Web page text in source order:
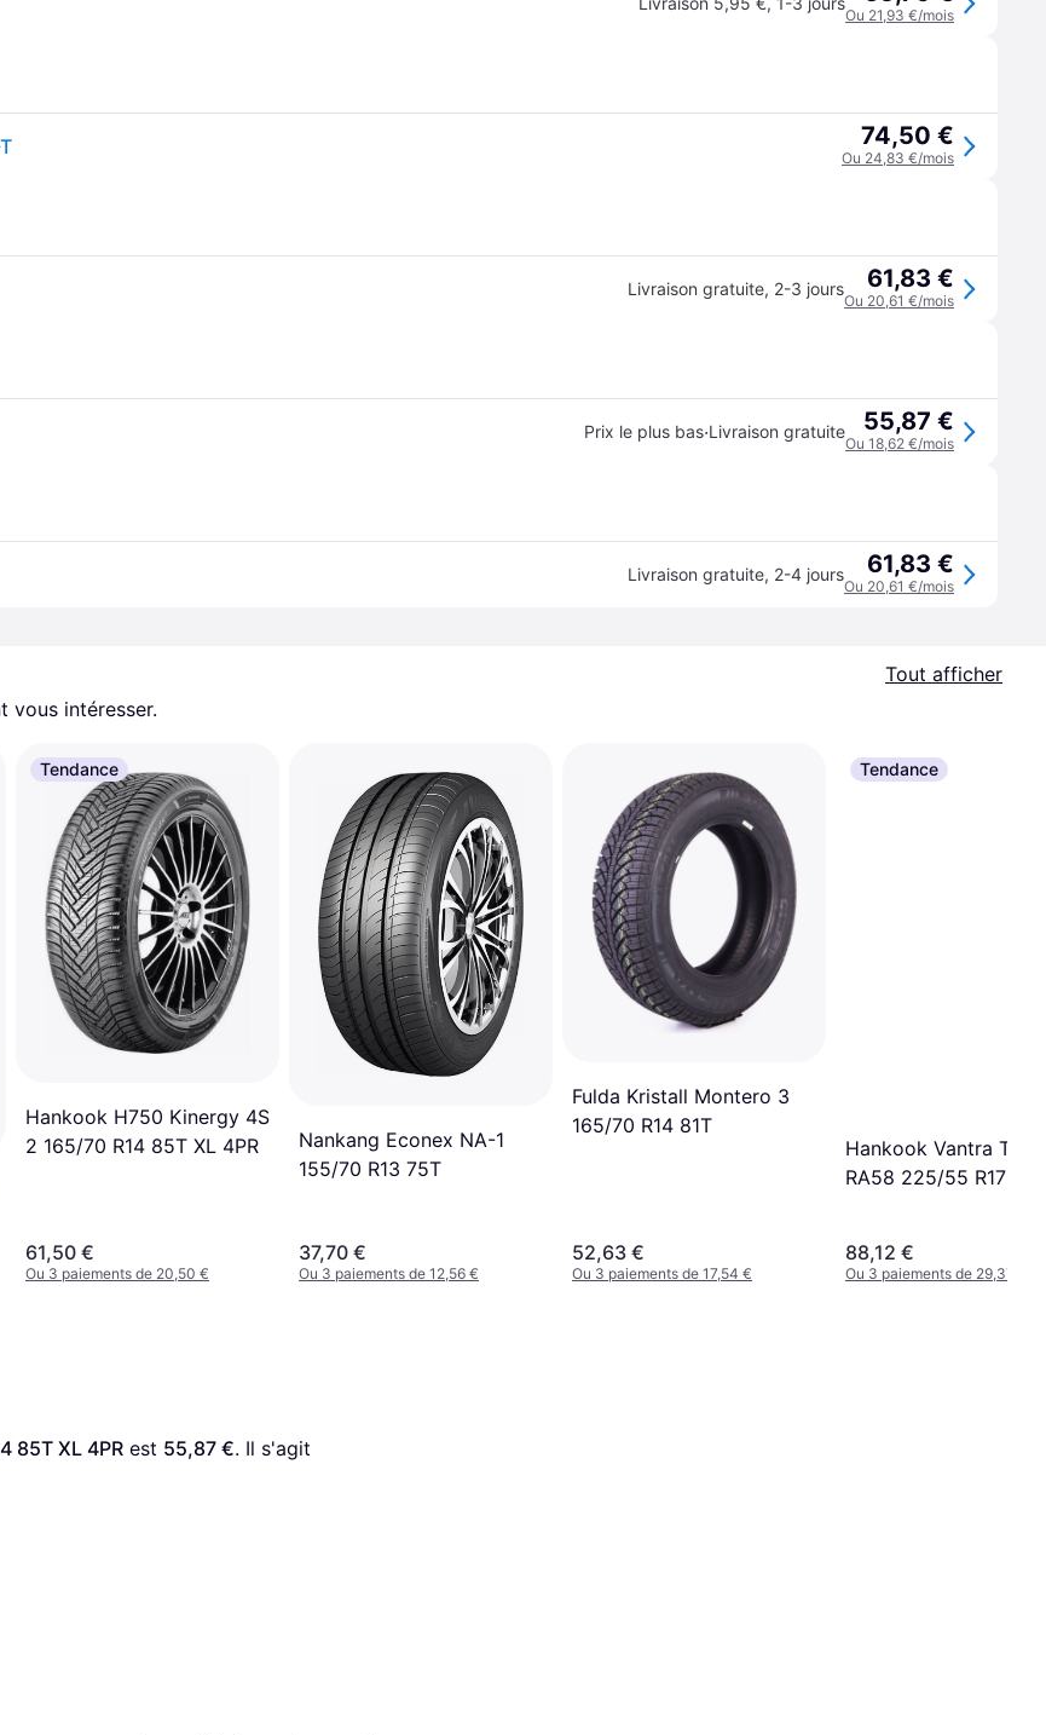
Ou 21,93 €/mois
74,50 €
Ou 24,83 €/mois
Livraison gratuite, 2-3 jours 61,83 €
Ou 20,61 €/mois
Prix le plus bas·Livraison gratuite 55,87 €
Ou 18,62 €/mois
Livraison gratuite, 2-4 jours 61,83 €
Ou 20,61 €/mois
Tout afficher
vous intéresser.
Tendance
Hankook H750 Kinergy 4S
2 165/70 R14 85T XL 4PR
61,50 €
Ou 3 paiements de 20,50 €
Nankang Econex NA-1
155/70 R13 75T
37,70 €
Ou 3 paiements de 12,56 €
Fulda Kristall Montero 3
165/70 R14 81T
52,63 €
Ou 3 paiements de 17,54 €
Tendance
Hankook Vantra
RA58 225/55 R17C
88,12 €
Ou 3 paiements de 29,37 €
85T XL 4PR est 55,87 €. Il s'agit